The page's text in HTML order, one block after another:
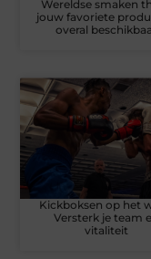
Wereldse smaken
jouw favoriete
overal
Kickboksen op het
Versterk je team
vitaliteit